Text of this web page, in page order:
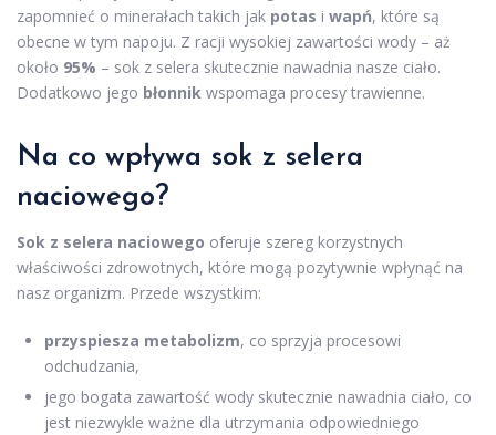
zapomnieć o minerałach takich jak potas i wapń, które są
obecne w tym napoju. Z racji wysokiej zawartości wody – aż
około 95% – sok z selera skutecznie nawadnia nasze ciało.
Dodatkowo jego błonnik wspomaga procesy trawienne.
Na co wpływa sok z selera
naciowego?
Sok z selera naciowego oferuje szereg korzystnych
właściwości zdrowotnych, które mogą pozytywnie wpłynąć na
nasz organizm. Przede wszystkim:
przyspiesza metabolizm, co sprzyja procesowi
odchudzania,
jego bogata zawartość wody skutecznie nawadnia ciało, co
jest niezwykle ważne dla utrzymania odpowiedniego